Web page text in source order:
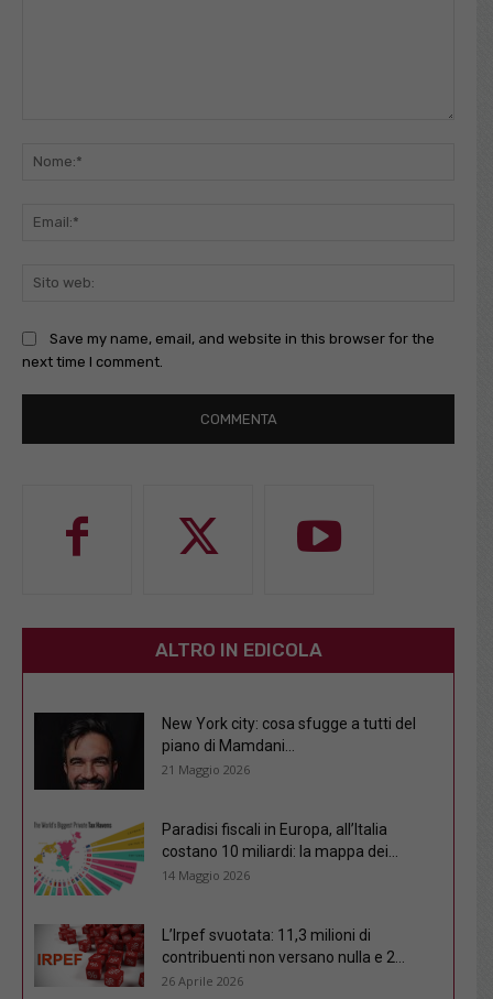
Save my name, email, and website in this browser for the
next time I comment.
ALTRO IN EDICOLA
New York city: cosa sfugge a tutti del
piano di Mamdani...
21 Maggio 2026
Paradisi fiscali in Europa, all’Italia
costano 10 miliardi: la mappa dei...
14 Maggio 2026
L’Irpef svuotata: 11,3 milioni di
contribuenti non versano nulla e 2...
26 Aprile 2026